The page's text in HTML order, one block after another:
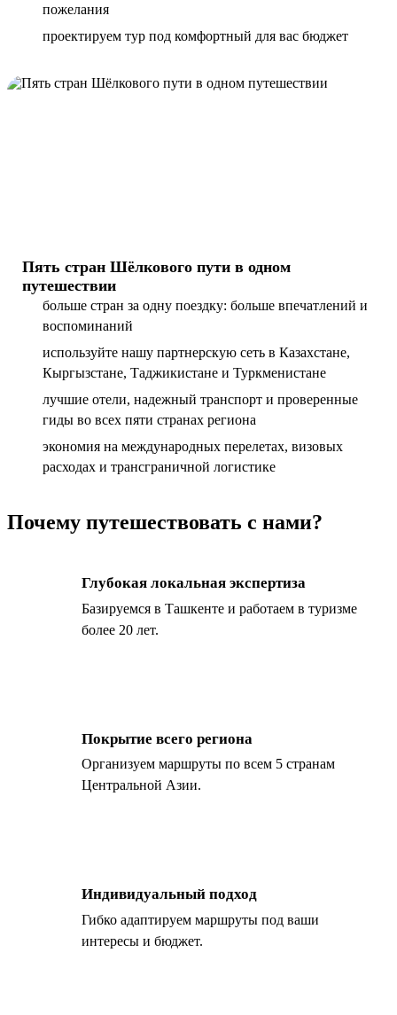
пожелания
проектируем тур под комфортный для вас бюджет
Пять стран Шёлкового пути в одном
путешествии
больше стран за одну поездку: больше впечатлений и
воспоминаний
используйте нашу партнерскую сеть в Казахстане,
Кыргызстане, Таджикистане и Туркменистане
лучшие отели, надежный транспорт и проверенные
гиды во всех пяти странах региона
экономия на международных перелетах, визовых
расходах и трансграничной логистике
Почему путешествовать с нами?
Глубокая локальная экспертиза
Базируемся в Ташкенте и работаем в туризме
более 20 лет.
Покрытие всего региона
Организуем маршруты по всем 5 странам
Центральной Азии.
Индивидуальный подход
Гибко адаптируем маршруты под ваши
интересы и бюджет.